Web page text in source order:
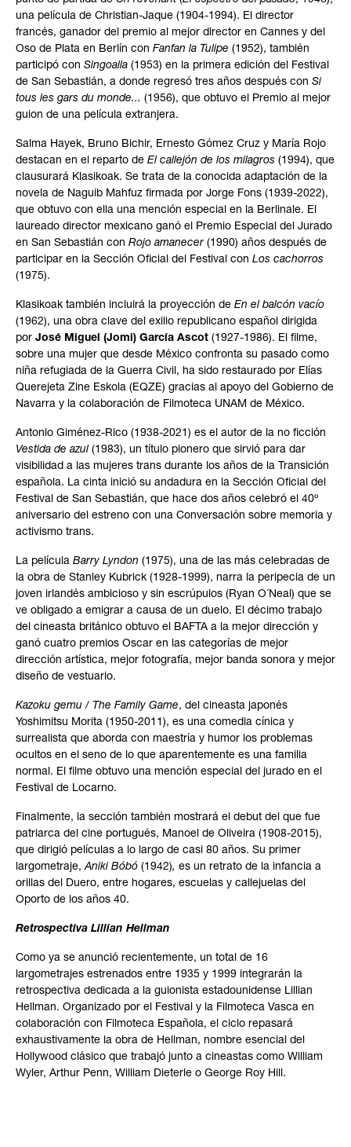
una película de Christian-Jaque (1904-1994). El director
francés, ganador del premio al mejor director en Cannes y del
Oso de Plata en Berlín con Fanfan la Tulipe (1952), también
participó con Singoalla (1953) en la primera edición del Festival
de San Sebastián, a donde regresó tres años después con Si
tous les gars du monde... (1956), que obtuvo el Premio al mejor
guion de una película extranjera.
Salma Hayek, Bruno Bichir, Ernesto Gómez Cruz y María Rojo
destacan en el reparto de El callejón de los milagros (1994), que
clausurará Klasikoak. Se trata de la conocida adaptación de la
novela de Naguib Mahfuz firmada por Jorge Fons (1939-2022),
que obtuvo con ella una mención especial en la Berlinale. El
laureado director mexicano ganó el Premio Especial del Jurado
en San Sebastián con Rojo amanecer(1990) años después de
participar en la Sección Oficial del Festival con Los cachorros
(1975).
Klasikoak también incluirá la proyección de En el balcón vacío
(1962), una obra clave del exilio republicano español dirigida
por José Miguel (Jomi) García Ascot (1927-1986). El filme,
sobre una mujer que desde México confronta su pasado como
niña refugiada de la Guerra Civil, ha sido restaurado por Elías
Querejeta Zine Eskola (EQZE) gracias al apoyo del Gobierno de
Navarra y la colaboración de Filmoteca UNAM de México.
Antonio Giménez-Rico (1938-2021) es el autor de la no ficción
Vestida de azul (1983), un título pionero que sirvió para dar
visibilidad a las mujeres trans durante los años de la Transición
española. La cinta inició su andadura en la Sección Oficial del
Festival de San Sebastián, que hace dos años celebró el 40º
aniversario del estreno con una Conversación sobre memoria y
activismo trans.
La película Barry Lyndon (1975), una de las más celebradas de
la obra de Stanley Kubrick (1928-1999), narra la peripecia de un
joven irlandés ambicioso y sin escrúpulos (Ryan O´Neal) que se
ve obligado a emigrar a causa de un duelo. El décimo trabajo
del cineasta británico obtuvo el BAFTA a la mejor dirección y
ganó cuatro premios Oscar en las categorías de mejor
dirección artística, mejor fotografía, mejor banda sonora y mejor
diseño de vestuario.
Kazoku gemu / The Family Game, del cineasta japonés
Yoshimitsu Morita (1950-2011), es una comedia cínica y
surrealista que aborda con maestría y humor los problemas
ocultos en el seno de lo que aparentemente es una familia
normal. El filme obtuvo una mención especial del jurado en el
Festival de Locarno.
Finalmente, la sección también mostrará el debut del que fue
patriarca del cine portugués, Manoel de Oliveira (1908-2015),
que dirigió películas a lo largo de casi 80 años. Su primer
largometraje,Aniki Bóbó (1942), es un retrato de la infancia a
orillas del Duero, entre hogares, escuelas y callejuelas del
Oporto de los años 40.
Retrospectiva Lillian Hellman
Como ya se anunció recientemente, un total de 16
largometrajes estrenados entre 1935 y 1999 integrarán la
retrospectiva dedicada a la guionista estadounidense Lillian
Hellman. Organizado por el Festival y la Filmoteca Vasca en
colaboración con Filmoteca Española, el ciclo repasará
exhaustivamente la obra de Hellman, nombre esencial del
Hollywood clásico que trabajó junto a cineastas como William
Wyler, Arthur Penn, William Dieterle o George Roy Hill.